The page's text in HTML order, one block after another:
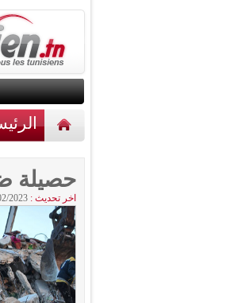
حصيلة
اخر تحديث : 10/02/2023